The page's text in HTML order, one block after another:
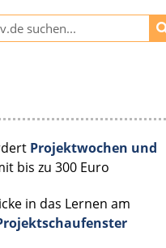
Projektwochen und
bis zu 300 Euro
in das Lernen am